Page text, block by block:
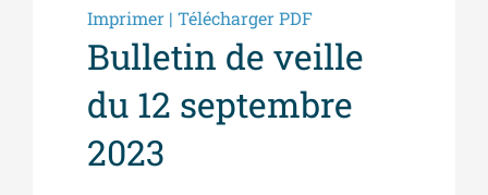
Imprimer | Télécharger PDF
Bulletin de veille
du 12 septembre
2023